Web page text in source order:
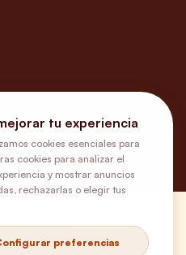
ayuda?
tu experiencia
cookies esenciales para
cookies para analizar el
y mostrar anuncios
rechazarlas o elegir tus
preferencias